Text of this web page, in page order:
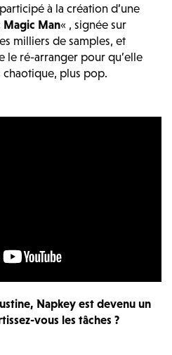
à la création d’une
Magic Man« , signée sur
milliers de samples, et
le ré-arranger pour qu’elle
plus pop.
Napkey est devenu un
vous les tâches ?